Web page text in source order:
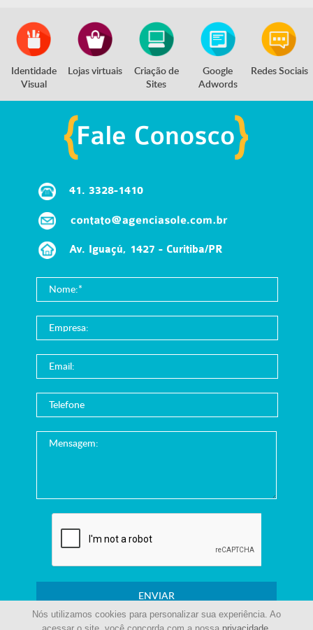
Identidade
Visual
Lojas virtuais
Criação de
Sites
Google
Adwords
Redes Sociais
41. 3328-1410
Av. Iguaçú, 1427 - Curitiba/PR
ENVIAR
Nós utilizamos cookies para personalizar sua experiência. Ao